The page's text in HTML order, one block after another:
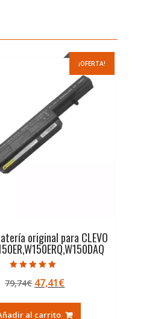
¡OFERTA!
original para CLEVO
5.00
de 5
79,74€ El
original
47,41€El
actual
al carrito